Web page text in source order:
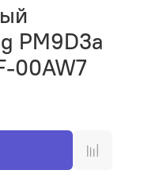
PM9D3a
00AW7